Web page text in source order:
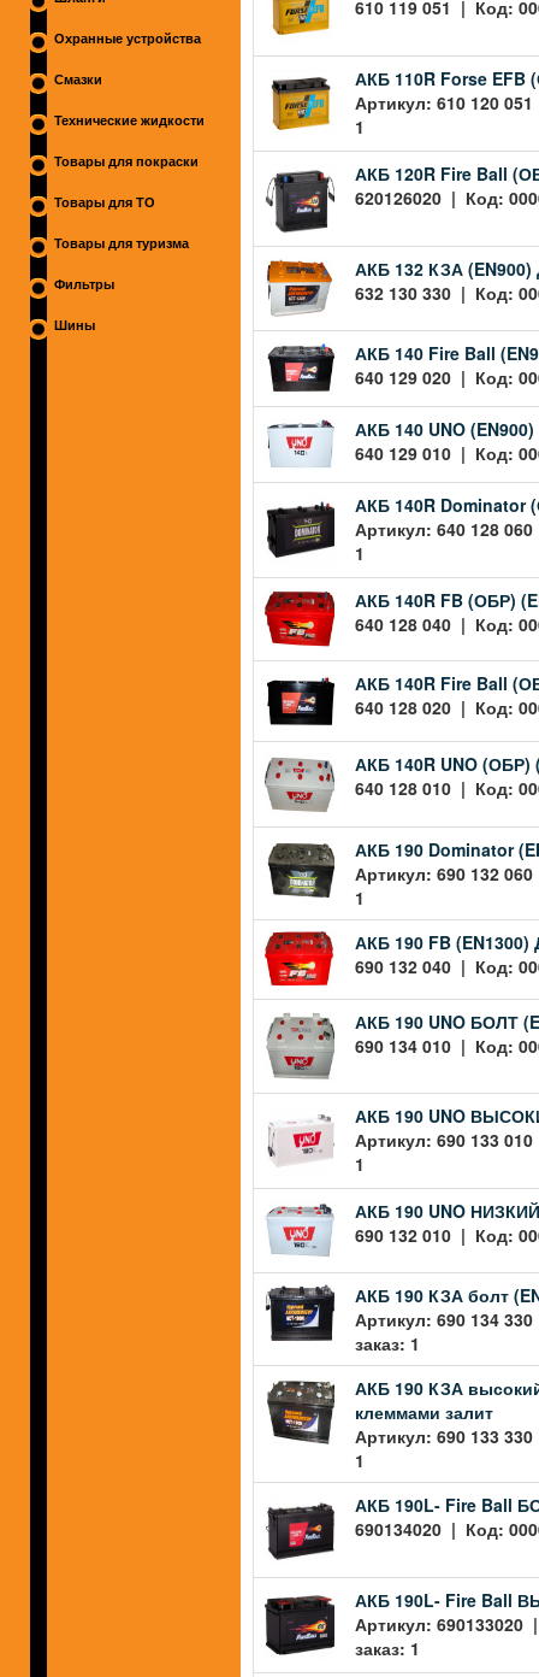
Охранные устройства
Смазки
Технические жидкости
Товары для покраски
Товары для ТО
Товары для туризма
Фильтры
Шины
610 119 051 | Код:
АКБ 110R Forse EFB
Артикул: 610 120
1
АКБ 120R Fire Ball
620126020 | Код:
АКБ 132 КЗА
632 130 330 | Код:
АКБ 140 Fire Ball
640 129 020 | Код:
АКБ 140 UNO
640 129 010 | Код:
АКБ 140R Dominator
Артикул: 640 128
1
АКБ 140R FB (ОБР)
640 128 040 | Код:
АКБ 140R Fire Ball
640 128 020 | Код:
АКБ 140R UNO (ОБР)
640 128 010 | Код:
АКБ 190 Dominator
Артикул: 690 132
1
АКБ 190 FB
690 132 040 | Код:
АКБ 190 UNO БОЛТ
690 134 010 | Код:
АКБ 190 UNO
Артикул: 690 133
1
АКБ 190 UNO
690 132 010 | Код:
АКБ 190 КЗА болт
Артикул: 690 134
заказ: 1
АКБ 190 КЗА
клеммами залит
Артикул: 690 133
1
АКБ 190L- Fire Ball
690134020 | Код:
АКБ 190L- Fire Ball
Артикул:
заказ: 1